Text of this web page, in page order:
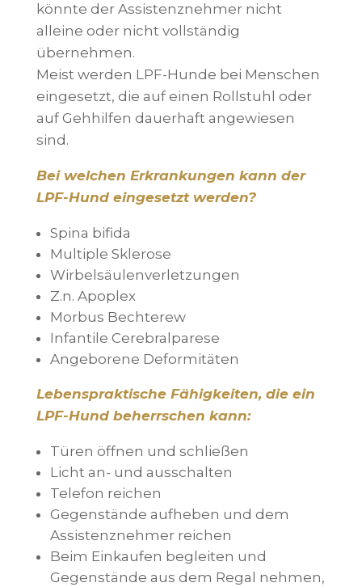
könnte der Assistenznehmer nicht
alleine oder nicht vollständig
übernehmen.
Meist werden LPF-Hunde bei Menschen
eingesetzt, die auf einen Rollstuhl oder
auf Gehhilfen dauerhaft angewiesen
sind.
Bei welchen Erkrankungen kann der
LPF-Hund eingesetzt werden?
Spina bifida
Multiple Sklerose
Wirbelsäulenverletzungen
Z.n. Apoplex
Morbus Bechterew
Infantile Cerebralparese
Angeborene Deformitäten
Lebenspraktische Fähigkeiten, die ein
LPF-Hund beherrschen kann:
Türen öffnen und schließen
Licht an- und ausschalten
Telefon reichen
Gegenstände aufheben und dem
Assistenznehmer reichen
Beim Einkaufen begleiten und
Gegenstände aus dem Regal nehmen,